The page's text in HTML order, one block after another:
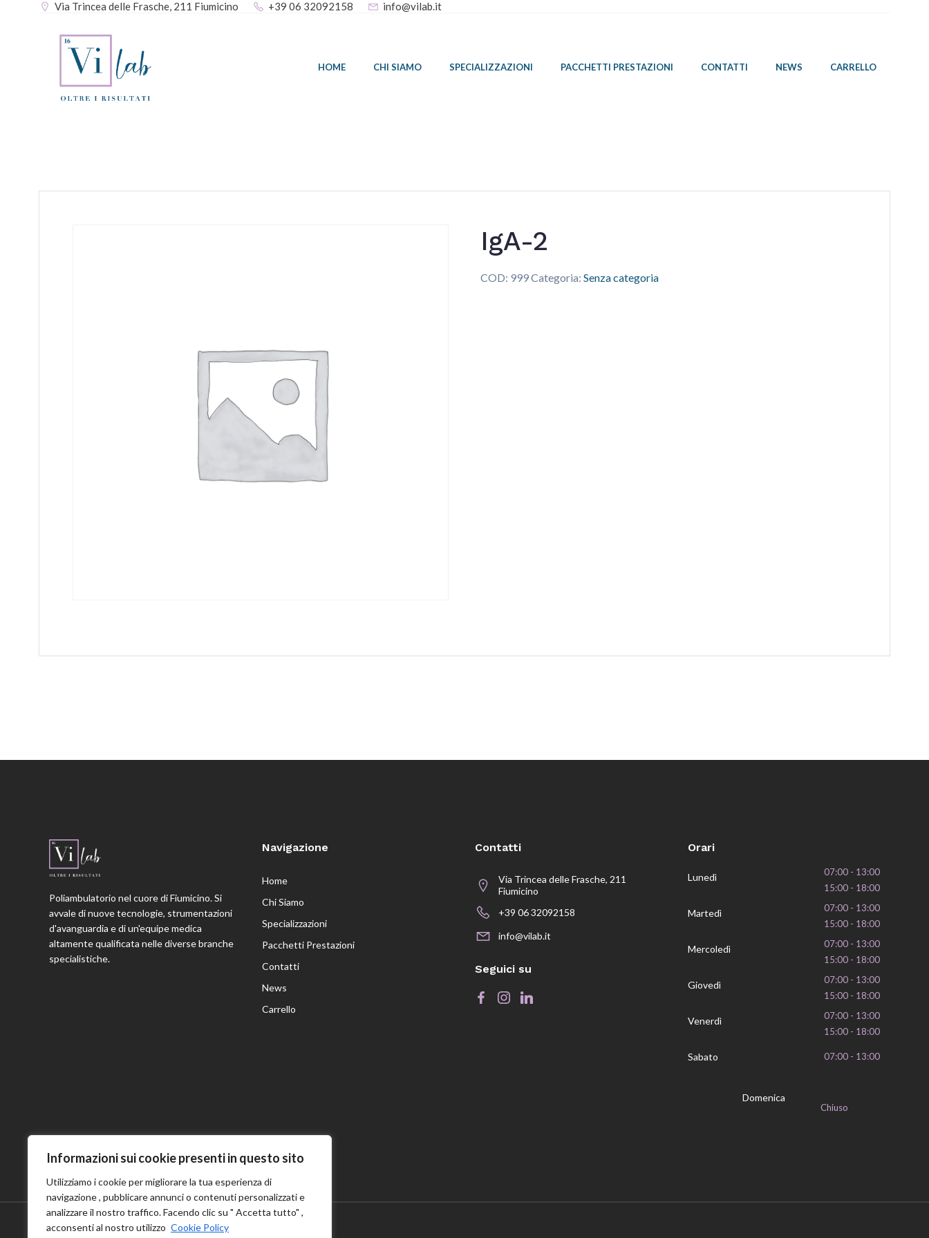
Informazioni sui cookie presenti in questo sito
Utilizziamo i cookie per migliorare la tua esperienza di
navigazione , pubblicare annunci o contenuti personalizzati e
analizzare il nostro traffico. Facendo clic su " Accetta tutto" ,
acconsenti al nostro utilizzo Cookie Policy
Via Trincea delle Frasche, 211 Fiumicino +39 06 32092158 info@vilab.it
HOME CHI SIAMO SPECIALIZZAZIONI PACCHETTI PRESTAZIONI CONTATTI NEWS CARRELLO
IgA-2
COD: 999Categoria: Senza categoria
Poliambulatorio nel cuore di Fiumicino. Si
avvale di nuove tecnologie, strumentazioni
d'avanguardia e di un'equipe medica
altamente qualificata nelle diverse branche
specialistiche.
Navigazione
Home
Chi Siamo
Specializzazioni
Pacchetti Prestazioni
Contatti
News
Carrello
Contatti
Via Trincea delle Frasche, 211
Fiumicino
+39 06 32092158
info@vilab.it
Seguici su
Orari
Lunedì
07:00 - 13:00
15:00 - 18:00
Martedì
07:00 - 13:00
15:00 - 18:00
Mercoledì
07:00 - 13:00
15:00 - 18:00
Giovedì
07:00 - 13:00
15:00 - 18:00
Venerdì
07:00 - 13:00
15:00 - 18:00
Sabato 07:00 - 13:00
Domenica
Chiuso